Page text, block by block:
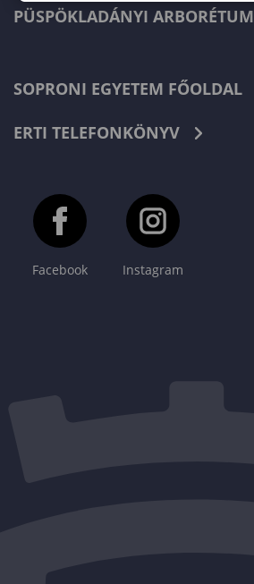
PÜSPÖKLADÁNYI ARBORÉTUM
SOPRONI EGYETEM FŐOLDAL
ERTI TELEFONKÖNYV
Facebook Instagram